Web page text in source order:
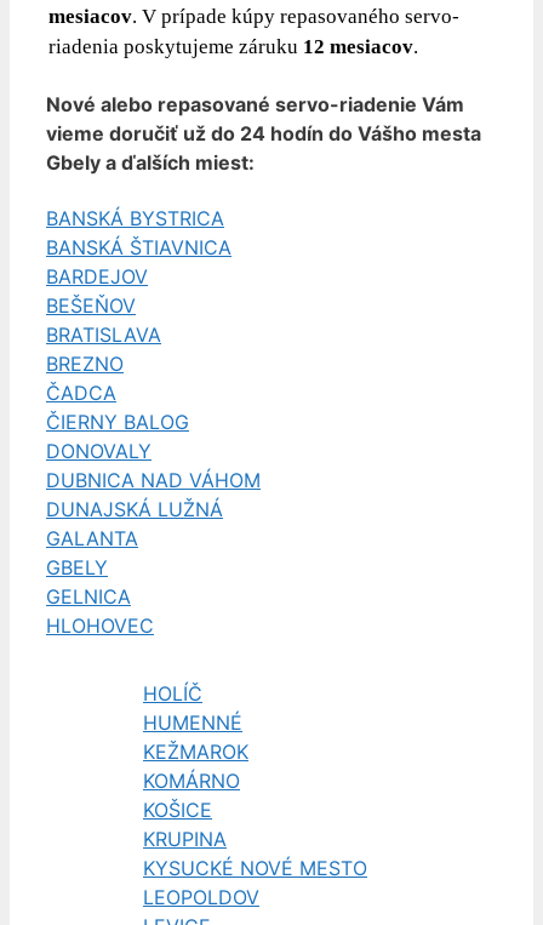
mesiacov. V prípade kúpy repasovaného servo-
riadenia poskytujeme záruku 12 mesiacov.
Nové alebo repasované servo-riadenie Vám
vieme doručiť už do 24 hodín do Vášho mesta
Gbely a ďalších miest:
BANSKÁ BYSTRICA
BANSKÁ ŠTIAVNICA
BARDEJOV
BEŠEŇOV
BRATISLAVA
BREZNO
ČADCA
ČIERNY BALOG
DONOVALY
DUBNICA NAD VÁHOM
DUNAJSKÁ LUŽNÁ
GALANTA
GBELY
GELNICA
HLOHOVEC
HOLÍČ
HUMENNÉ
KEŽMAROK
KOMÁRNO
KOŠICE
KRUPINA
KYSUCKÉ NOVÉ MESTO
LEOPOLDOV